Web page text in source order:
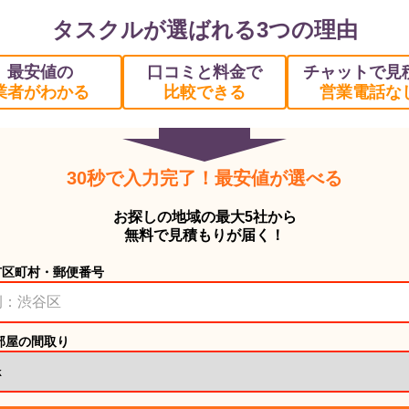
タスクルが選ばれる3つの理由
最安値の
者がわかる
口コミと料金で
比較できる
チャットで見
営業電話な
30秒で入力完了！最安値が選べる
お探しの地域の最大5社から
無料で見積もりが届く！
町村・郵便番号
の間取り